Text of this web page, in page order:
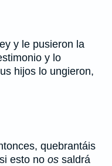
y le pusieron la
y lo
hijos lo ungieron,
quebrantáis
esto no os saldrá